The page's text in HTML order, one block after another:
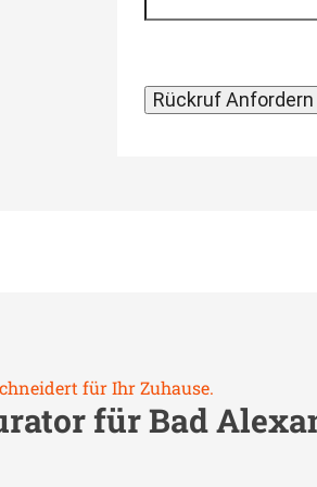
für Ihr Zuhause.
fürBad